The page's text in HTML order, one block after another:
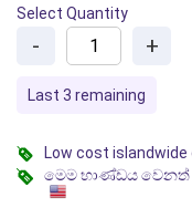
Select Quantity
- +
Last 3 remaining
Low cost islandwide
මෙම භාණ්ඩය වෙනත්